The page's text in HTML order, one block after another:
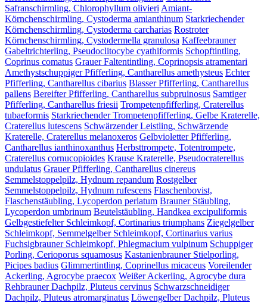
Safranschirmling, Chlorophyllum olivieriAmiant-
Körnchenschirmling, Cystoderma amianthinum Starkriechender
Körnchenschirmling, Cystoderma carcharias Rostroter
Körnchenschirmling, Cystodermella granulosa Kaffeebrauner
Gabeltrichterling, Pseudoclitocybe cyathiformis Schopftintling,
Coprinus comatus Grauer Faltentintling, Coprinopsis atramentari
Amethystschuppiger Pfifferling, Cantharellus amethysteus Echter
Pfifferling, Cantharellus cibarius Blasser Pfifferling, Cantharellus
pallens Bereifter Pfifferling, Cantharellus subpruinosus Samtiger
Pfifferling, Cantharellus friesii Trompetenpfifferling, Craterellus
tubaeformis Starkriechender Trompetenpfifferling, Gelbe Kraterelle,
Craterellus lutescens Schwärzender Leistling, Schwärzende
Kraterelle, Craterellus melanoxeros Gelbvioletter Pfifferling,
Cantharellus ianthinoxanthus Herbsttrompete, Totentrompete,
Craterellus cornucopioides Krause Kraterelle, Pseudocraterellus
undulatus Grauer Pfifferling, Cantharellus cinereus
Semmelstoppelpilz, Hydnum repandum Rostgelber
Semmelstoppelpilz, Hydnum rufescens Flaschenbovist,
Flaschenstäubling, Lycoperdon perlatum Brauner Stäubling,
Lycoperdon umbrinum Beutelstäubling, Handkea excipuliformis
Gelbgestiefelter Schleimkopf, Cortinarius triumphans Ziegelgelber
Schleimkopf, Semmelgelber Schleimkopf, Cortinarius varius
Fuchsigbrauner Schleimkopf, Phlegmacium vulpinum Schuppiger
Porling, Cerioporus squamosus Kastanienbrauner Stielporling,
Picipes badius Glimmertintling, Coprinellus micaceus Voreilender
Ackerling, Agrocybe praecox Weißer Ackerling, Agrocybe dura
Rehbrauner Dachpilz, Pluteus cervinus Schwarzschneidiger
Dachpilz, Pluteus atromarginatus Löwengelber Dachpilz, Pluteus